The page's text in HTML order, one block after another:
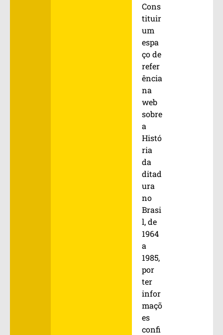
Cons
tituir
um
espa
ço de
refer
ência
na
web
sobre
a
Histó
ria
da
ditad
ura
no
Brasi
l, de
1964
a
1985,
por
ter
infor
maçõ
es
confi